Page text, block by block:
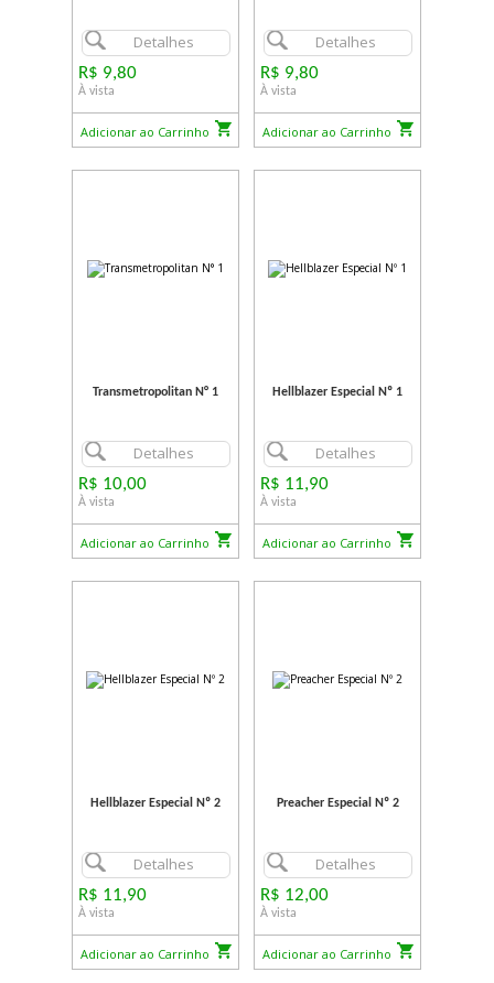
Detalhes
R$ 9,80
À vista
Adicionar ao Carrinho
Detalhes
R$ 9,80
À vista
Adicionar ao Carrinho
Transmetropolitan N° 1
Detalhes
R$ 10,00
À vista
Adicionar ao Carrinho
Hellblazer Especial Nº 1
Detalhes
R$ 11,90
À vista
Adicionar ao Carrinho
Hellblazer Especial Nº 2
Detalhes
R$ 11,90
À vista
Adicionar ao Carrinho
Preacher Especial Nº 2
Detalhes
R$ 12,00
À vista
Adicionar ao Carrinho